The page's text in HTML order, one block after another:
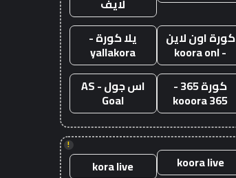
كورة اون لاين
- koora onl
يلا كورة -
yallakora
كورة 365 -
kooora 365
اس جول - AS
Goal
!
koora live
kora live